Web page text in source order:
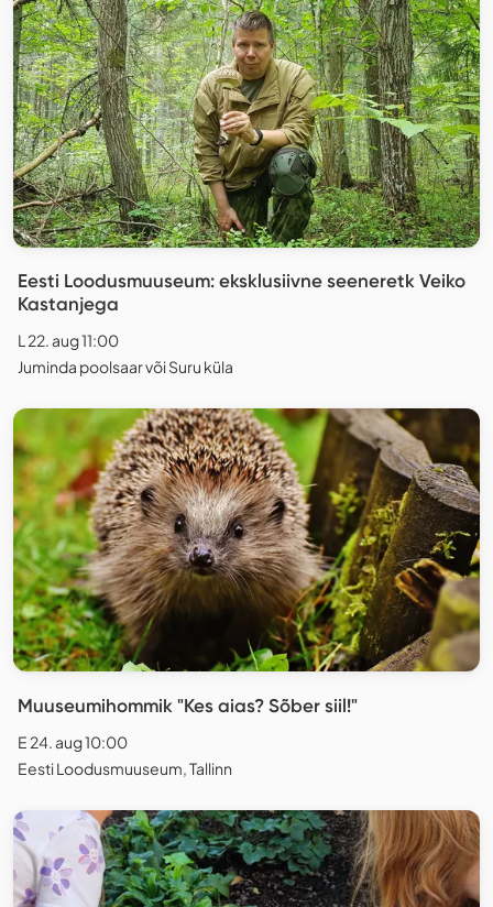
Eesti Loodusmuuseum: eksklusiivne seeneretk Veiko
Kastanjega
L 22. aug 11:00
Juminda poolsaar või Suru küla
Muuseumihommik "Kes aias? Sõber siil!"
E 24. aug 10:00
Eesti Loodusmuuseum, Tallinn